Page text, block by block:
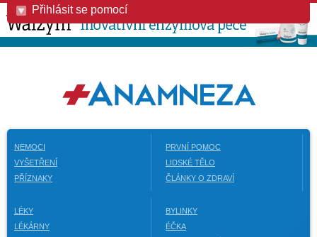
Přihlásit se pomocí
NEMOCI
VYŠETŘENÍ
PŘÍZNAKY
PRVNÍ POMOC
LIDSKÉ TĚLO
ČLÁNKY O ZDRAVÍ
LÉKY
LÉKÁRNY
BYLINKY
ÉČKA